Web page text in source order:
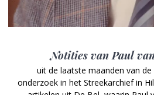
Notities van Paul
uit de laatste maanden van
onderzoek in het Streekarchief in